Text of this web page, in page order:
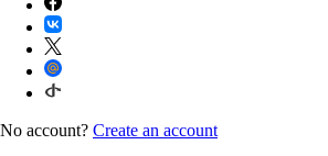
No account? Create an account